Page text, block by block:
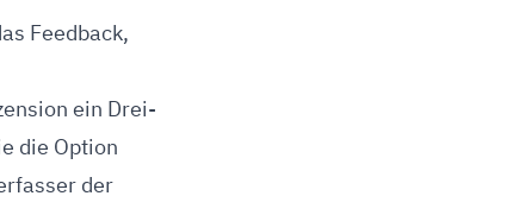
Feedback,
ein Drei-
die Option
der